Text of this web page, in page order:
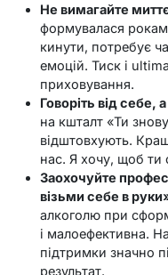
Не вимагайте
формувалася
кинути, потребує
емоцій. Тиск і
приховування.
Говоріть від
на кшталт «Ти
відштовхують.
нас. Я хочу, щоб ти
Заохочуйте
візьми себе в
алкоголю при
і малоефективна.
підтримки значно
результат.